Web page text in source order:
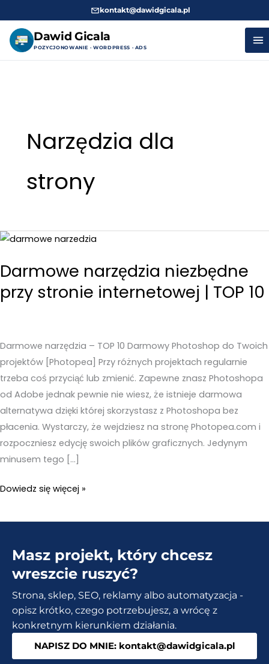
kontakt@dawidgicala.pl
Dawid Gicala
POZYCJONOWANIE · WORDPRESS · ADS
Narzędzia dla
strony
Darmowe narzędzia niezbędne
przy stronie internetowej | TOP 10
Darmowe narzędzia – TOP 10 Darmowy Photoshop do Twoich
projektów [Photopea] Przy różnych projektach regularnie
trzeba coś przyciąć lub zmienić. Zapewne znasz Photoshopa
od Adobe jednak pewnie nie wiesz, że istnieje darmowa
alternatywa dzięki której skorzystasz z Photoshopa bez
płacenia. Wystarczy, że wejdziesz na stronę Photopea.com i
rozpoczniesz edycję swoich plików graficznych. Jedynym
minusem tego […]
Darmowe
niezbędne
stronie
internetowej
TOP
Dowiedz się więcej »
Masz projekt, który chcesz
wreszcie ruszyć?
Strona, sklep, SEO, reklamy albo automatyzacja -
opisz krótko, czego potrzebujesz, a wrócę z
konkretnym kierunkiem działania.
NAPISZ DO MNIE: kontakt@dawidgicala.pl